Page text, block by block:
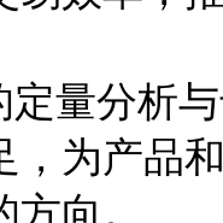
量分析与
，为产品
向。